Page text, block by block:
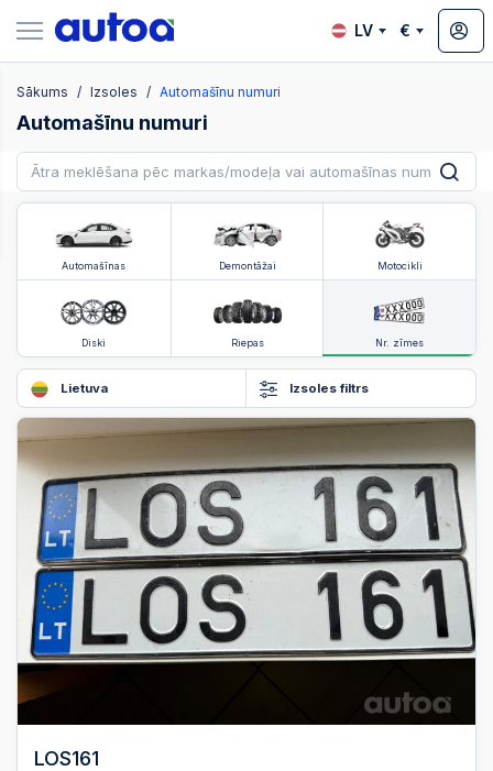
LV €
Sākums Izsoles Automašīnu numuri
Automašīnu numuri
Automašīnas Demontāžai Motocikli
Diski Riepas Nr. zīmes
Lietuva Izsoles filtrs
LOS161